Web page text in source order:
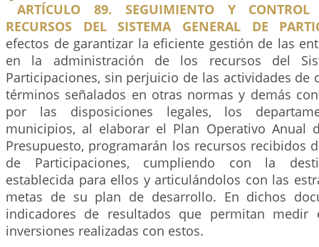
ARTÍCULO 89. SEGUIMIENTO Y
RECURSOS DEL SISTEMA GENERAL DE
efectos de garantizar la eficiente gestión de las
en la administración de los recursos del
Participaciones, sin perjuicio de las actividades de
términos señalados en otras normas y demás
por las disposiciones legales, los
municipios, al elaborar el Plan Operativo Anual
Presupuesto, programarán los recursos recibidos
de Participaciones, cumpliendo con la
establecida para ellos y articulándolos con las
metas de su plan de desarrollo. En dichos
indicadores de resultados que permitan
inversiones realizadas con estos.